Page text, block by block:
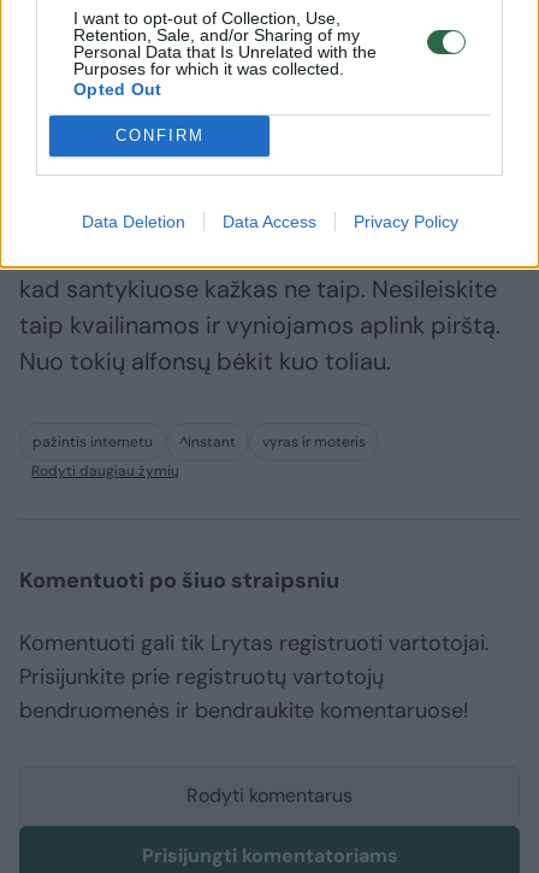
I want to opt-out of Collection, Use,
Retention, Sale, and/or Sharing of my
Personal Data that Is Unrelated with the
Purposes for which it was collected.
Opted Out
CONFIRM
Data Deletion Data Access Privacy Policy
Tiesa, teisybės dėlei turiu pasakyti, kad skolą
jis man grąžino. Bet štai sudegintų nervų ir
prarasto laiko niekas nesugrąžins.
Tad būkite budrios, merginos ir moterys.
kad santykiuose kažkas ne taip. Nesileiskite
taip kvailinamos ir vyniojamos aplink pirštą.
Nuo tokių alfonsų bėkit kuo toliau.
pažintis internetu ^Instant
vyras ir moteris
Rodyti daugiau žymių
Komentuoti po šiuo straipsniu
Komentuoti gali tik Lrytas registruoti vartotojai.
Prisijunkite prie registruotų vartotojų
bendruomenės ir bendraukite komentaruose!
Rodyti komentarus
Prisijungti komentatoriams